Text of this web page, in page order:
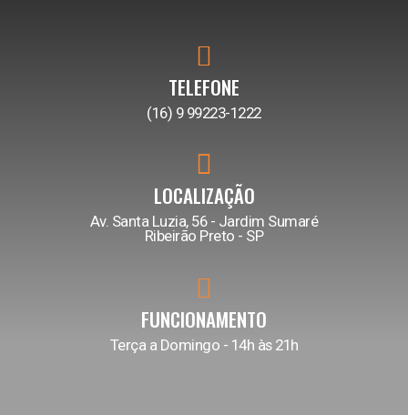
TELEFONE
(16) 9 99223-1222
LOCALIZAÇÃO
Av. Santa Luzia, 56 - Jardim Sumaré
Ribeirão Preto - SP
FUNCIONAMENTO
Terça a Domingo - 14h às 21h